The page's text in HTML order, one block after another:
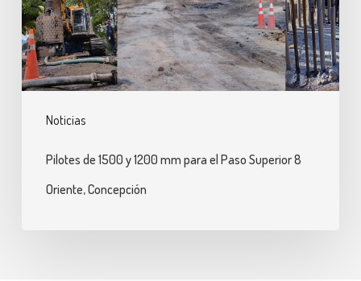
Noticias
mm
para
el
Paso
Oriente,
Pilotes de 1500 y 1200 mm para el Paso Superior 8
Oriente, Concepción